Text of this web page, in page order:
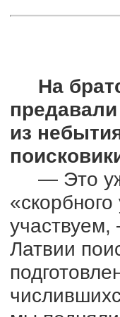
На
из
— Это уже
участвуем,
Латвии